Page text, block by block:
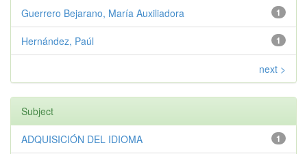
1
Guerrero Bejarano, María Auxiliadora
1
Hernández, Paúl
next >
Subject
1
ADQUISICIÓN DEL IDIOMA